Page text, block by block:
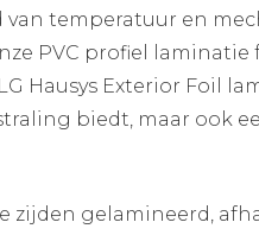
temperatuur en
PVC profiel
Hausys Exterior Foil
biedt, maar ook
gelamineerd,